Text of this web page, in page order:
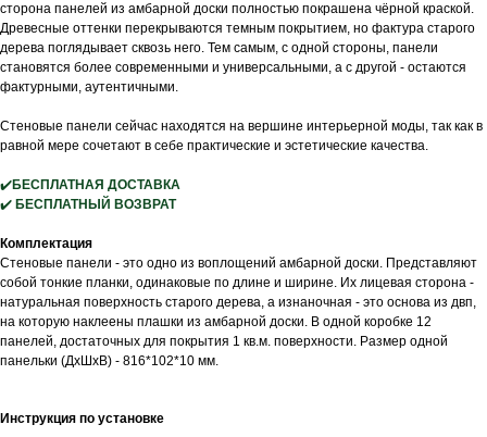
сторона панелей из амбарной доски полностью покрашена чёрной краской.
Древесные оттенки перекрываются темным покрытием, но фактура старого
дерева поглядывает сквозь него. Тем самым, с одной стороны, панели
становятся более современными и универсальными, а с другой - остаются
фактурными, аутентичными.
Стеновые панели сейчас находятся на вершине интерьерной моды, так как в
равной мере сочетают в себе практические и эстетические качества.
✔️БЕСПЛАТНАЯ ДОСТАВКА
✔️ БЕСПЛАТНЫЙ ВОЗВРАТ
Комплектация
Стеновые панели - это одно из воплощений амбарной доски. Представляют
собой тонкие планки, одинаковые по длине и ширине. Их лицевая сторона -
натуральная поверхность старого дерева, а изнаночная - это основа из двп,
на которую наклеены плашки из амбарной доски. В одной коробке 12
панелей, достаточных для покрытия 1 кв.м. поверхности. Размер одной
панельки (ДхШхВ) - 816*102*10 мм.
Инструкция по установке